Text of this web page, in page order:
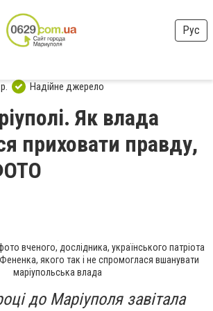
Рус
Надійне джерело
Як влада
приховати правду,
вченого, дослідника, українського патріота
якого так і не спромоглася вшанувати
маріупольська влада
до Маріуполя завітала